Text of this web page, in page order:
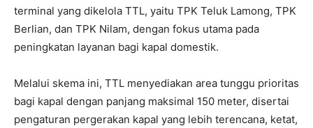
terminal yang dikelola TTL, yaitu TPK Teluk Lamong, TPK
Berlian, dan TPK Nilam, dengan fokus utama pada
peningkatan layanan bagi kapal domestik.
Melalui skema ini, TTL menyediakan area tunggu prioritas
bagi kapal dengan panjang maksimal 150 meter, disertai
pengaturan pergerakan kapal yang lebih terencana, ketat,